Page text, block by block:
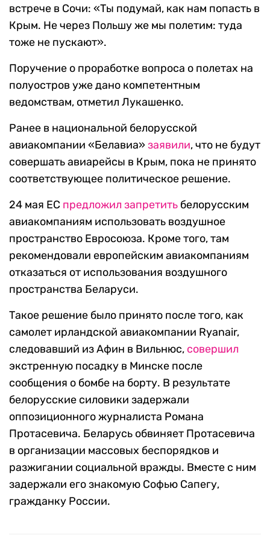
встрече в Сочи: «Ты подумай, как нам попасть в
Крым. Не через Польшу же мы полетим: туда
тоже не пускают».
Поручение о проработке вопроса о полетах на
полуостров уже дано компетентным
ведомствам, отметил Лукашенко.
Ранее в национальной белорусской
авиакомпании «Белавиа»заявили, что не будут
совершать авиарейсы в Крым, пока не принято
соответствующее политическое решение.
24 мая ЕС предложил запретить белорусским
авиакомпаниям использовать воздушное
пространство Евросоюза. Кроме того, там
рекомендовали европейским авиакомпаниям
отказаться от использования воздушного
пространства Беларуси.
Такое решение было принято после того, как
самолет ирландской авиакомпании Ryanair,
следовавший из Афин в Вильнюс, совершил
экстренную посадку в Минске после
сообщения о бомбе на борту. В результате
белорусские силовики задержали
оппозиционного журналиста Романа
Протасевича. Беларусь обвиняет Протасевича
в организации массовых беспорядков и
разжигании социальной вражды. Вместе с ним
задержали его знакомую Софью Сапегу,
гражданку России.